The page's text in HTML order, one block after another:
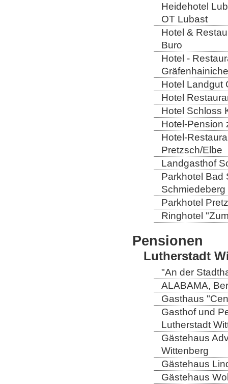
Heidehotel
OT Lubast
Hotel &
Buro
Hotel -
Hotel Landgut
Hotel
Hotel Schloss
Hotel-Pension
Hotel-
Pretzsch/Elbe
Landgasthof
Parkhotel Bad
Schmiedeberg
Parkhotel
Ringhotel
Pensionen
Lutherstadt
"An der
ALABAMA,
Gasthaus
Gasthof und
Lutherstadt
Gästehaus
Wittenberg
Gästehaus
Gästehaus